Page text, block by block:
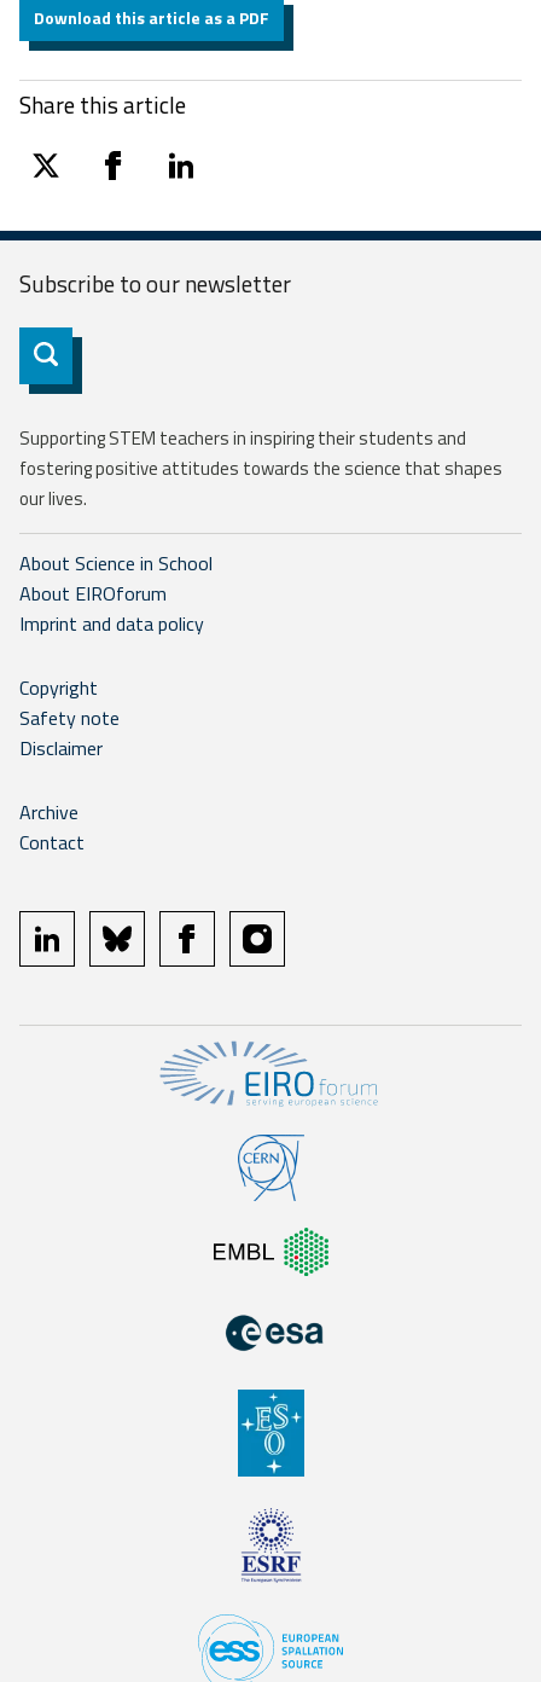
Download this article as a PDF
Share this article
twitter facebooklinkedin
Subscribe to ournewsletter
Subscribe
Supporting STEM teachers in inspiring their students and
fostering positive attitudes towards the science that shapes
our lives.
About Science in School
About EIROforum
Imprint and data policy
Copyright
Safety note
Disclaimer
Archive
Contact
linkedin bluesky facebookinstagram